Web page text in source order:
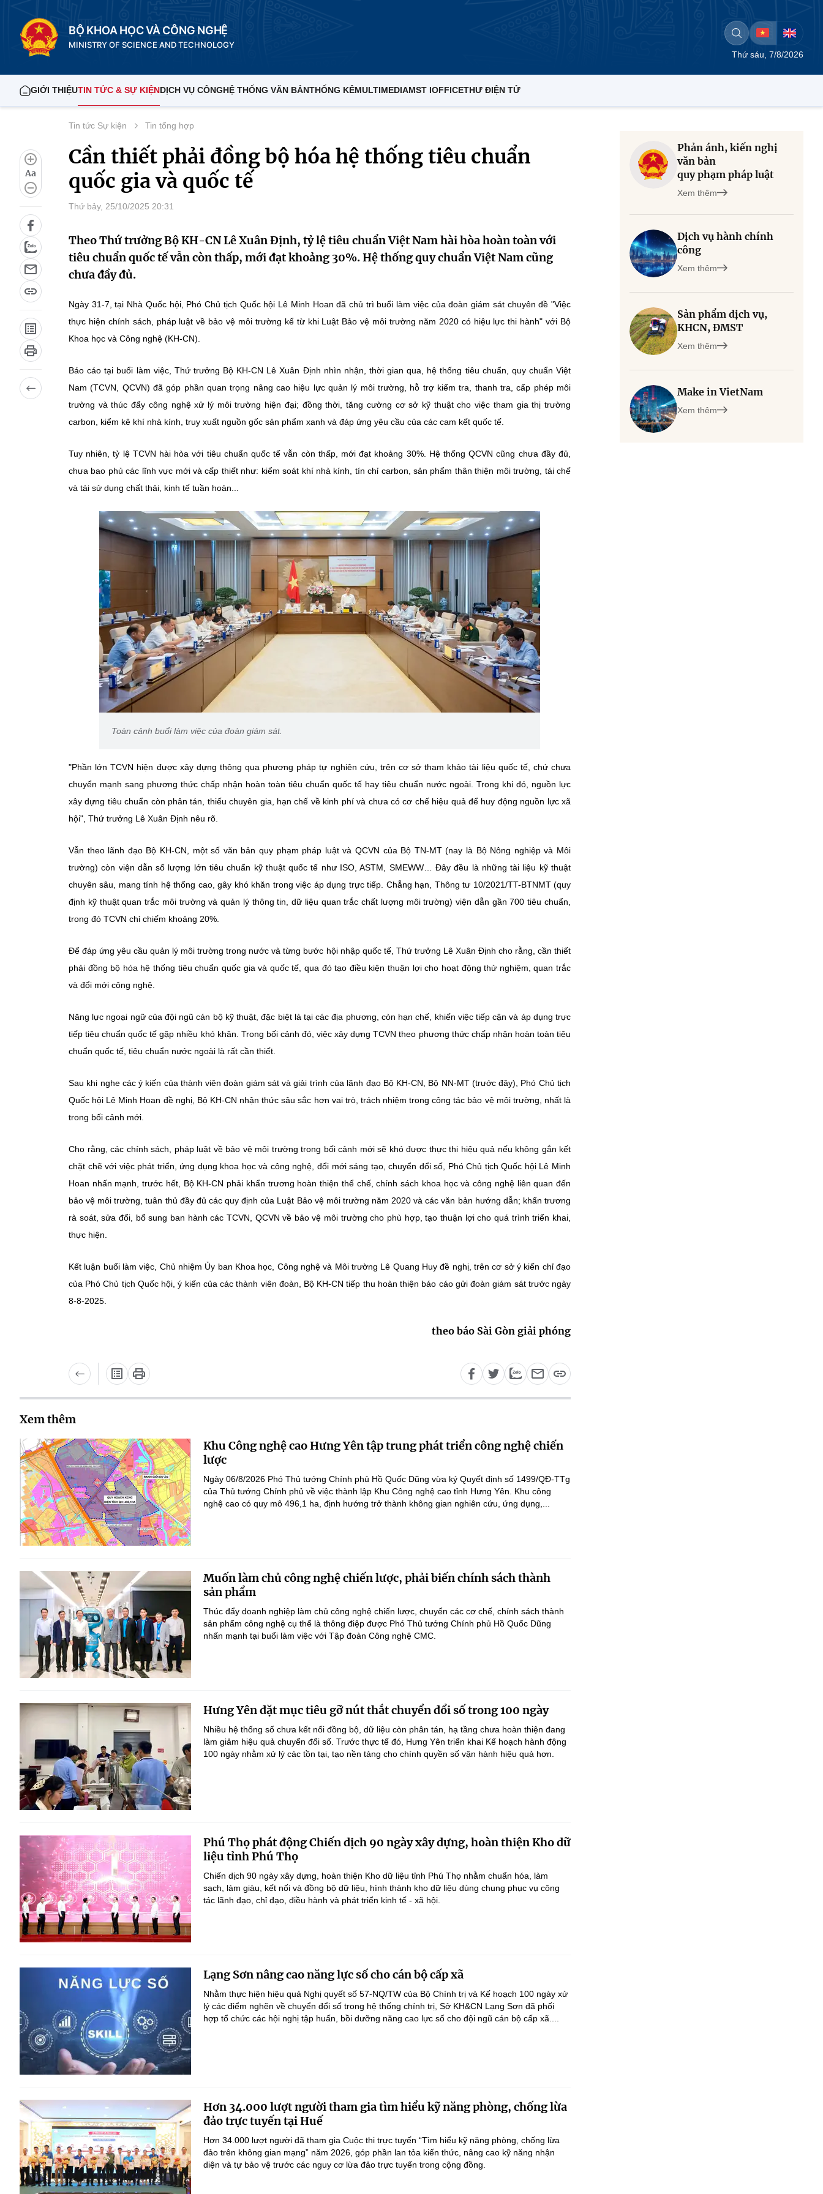
BỘ KHOA HỌC VÀ CÔNG NGHỆ
MINISTRY OF SCIENCE AND TECHNOLOGY
Thứ sáu, 7/8/2026
GIỚI THIỆUTIN TỨC & SỰ KIỆNDỊCH VỤ CÔNGHỆ THỐNG VĂN BẢNTHỐNG KÊMULTIMEDIAMST IOFFICETHƯ ĐIỆN TỬ
Aa
Tin tức Sự kiện Tin tổng hợp
Cần thiết phải đồng bộ hóa hệ thống tiêu chuẩn
quốc gia và quốc tế
Thứ bảy, 25/10/2025 20:31
Theo Thứ trưởng Bộ KH-CN Lê Xuân Định, tỷ lệ tiêu chuẩn Việt Nam hài hòa hoàn toàn với
tiêu chuẩn quốc tế vẫn còn thấp, mới đạt khoảng 30%. Hệ thống quy chuẩn Việt Nam cũng
chưa đầy đủ.
Ngày 31-7, tại Nhà Quốc hội, Phó Chủ tịch Quốc hội Lê Minh Hoan đã chủ trì buổi làm việc của đoàn giám sát chuyên đề "Việc
thực hiện chính sách, pháp luật về bảo vệ môi trường kể từ khi Luật Bảo vệ môi trường năm 2020 có hiệu lực thi hành" với Bộ
Khoa học và Công nghệ (KH-CN).
Báo cáo tại buổi làm việc, Thứ trưởng Bộ KH-CN Lê Xuân Định nhìn nhận, thời gian qua, hệ thống tiêu chuẩn, quy chuẩn Việt
Nam (TCVN, QCVN) đã góp phần quan trọng nâng cao hiệu lực quản lý môi trường, hỗ trợ kiểm tra, thanh tra, cấp phép môi
trường và thúc đẩy công nghệ xử lý môi trường hiện đại; đồng thời, tăng cường cơ sở kỹ thuật cho việc tham gia thị trường
carbon, kiểm kê khí nhà kính, truy xuất nguồn gốc sản phẩm xanh và đáp ứng yêu cầu của các cam kết quốc tế.
Tuy nhiên, tỷ lệ TCVN hài hòa với tiêu chuẩn quốc tế vẫn còn thấp, mới đạt khoảng 30%. Hệ thống QCVN cũng chưa đầy đủ,
chưa bao phủ các lĩnh vực mới và cấp thiết như: kiểm soát khí nhà kính, tín chỉ carbon, sản phẩm thân thiện môi trường, tái chế
và tái sử dụng chất thải, kinh tế tuần hoàn...
Toàn cảnh buổi làm việc của đoàn giám sát.
"Phần lớn TCVN hiện được xây dựng thông qua phương pháp tự nghiên cứu, trên cơ sở tham khảo tài liệu quốc tế, chứ chưa
chuyển mạnh sang phương thức chấp nhận hoàn toàn tiêu chuẩn quốc tế hay tiêu chuẩn nước ngoài. Trong khi đó, nguồn lực
xây dựng tiêu chuẩn còn phân tán, thiếu chuyên gia, hạn chế về kinh phí và chưa có cơ chế hiệu quả để huy động nguồn lực xã
hội", Thứ trưởng Lê Xuân Định nêu rõ.
Vẫn theo lãnh đạo Bộ KH-CN, một số văn bản quy phạm pháp luật và QCVN của Bộ TN-MT (nay là Bộ Nông nghiệp và Môi
trường) còn viện dẫn số lượng lớn tiêu chuẩn kỹ thuật quốc tế như ISO, ASTM, SMEWW… Đây đều là những tài liệu kỹ thuật
chuyên sâu, mang tính hệ thống cao, gây khó khăn trong việc áp dụng trực tiếp. Chẳng hạn, Thông tư 10/2021/TT-BTNMT (quy
định kỹ thuật quan trắc môi trường và quản lý thông tin, dữ liệu quan trắc chất lượng môi trường) viện dẫn gần 700 tiêu chuẩn,
trong đó TCVN chỉ chiếm khoảng 20%.
Để đáp ứng yêu cầu quản lý môi trường trong nước và từng bước hội nhập quốc tế, Thứ trưởng Lê Xuân Định cho rằng, cần thiết
phải đồng bộ hóa hệ thống tiêu chuẩn quốc gia và quốc tế, qua đó tạo điều kiện thuận lợi cho hoạt động thử nghiệm, quan trắc
và đổi mới công nghệ.
Năng lực ngoại ngữ của đội ngũ cán bộ kỹ thuật, đặc biệt là tại các địa phương, còn hạn chế, khiến việc tiếp cận và áp dụng trực
tiếp tiêu chuẩn quốc tế gặp nhiều khó khăn. Trong bối cảnh đó, việc xây dựng TCVN theo phương thức chấp nhận hoàn toàn tiêu
chuẩn quốc tế, tiêu chuẩn nước ngoài là rất cần thiết.
Sau khi nghe các ý kiến của thành viên đoàn giám sát và giải trình của lãnh đạo Bộ KH-CN, Bộ NN-MT (trước đây), Phó Chủ tịch
Quốc hội Lê Minh Hoan đề nghị, Bộ KH-CN nhận thức sâu sắc hơn vai trò, trách nhiệm trong công tác bảo vệ môi trường, nhất là
trong bối cảnh mới.
Cho rằng, các chính sách, pháp luật về bảo vệ môi trường trong bối cảnh mới sẽ khó được thực thi hiệu quả nếu không gắn kết
chặt chẽ với việc phát triển, ứng dụng khoa học và công nghệ, đổi mới sáng tạo, chuyển đổi số, Phó Chủ tịch Quốc hội Lê Minh
Hoan nhấn mạnh, trước hết, Bộ KH-CN phải khẩn trương hoàn thiện thể chế, chính sách khoa học và công nghệ liên quan đến
bảo vệ môi trường, tuân thủ đầy đủ các quy định của Luật Bảo vệ môi trường năm 2020 và các văn bản hướng dẫn; khẩn trương
rà soát, sửa đổi, bổ sung ban hành các TCVN, QCVN về bảo vệ môi trường cho phù hợp, tạo thuận lợi cho quá trình triển khai,
thực hiện.
Kết luận buổi làm việc, Chủ nhiệm Ủy ban Khoa học, Công nghệ và Môi trường Lê Quang Huy đề nghị, trên cơ sở ý kiến chỉ đạo
của Phó Chủ tịch Quốc hội, ý kiến của các thành viên đoàn, Bộ KH-CN tiếp thu hoàn thiện báo cáo gửi đoàn giám sát trước ngày
8-8-2025.
theo báo Sài Gòn giải phóng
Xem thêm
Khu Công nghệ cao Hưng Yên tập trung phát triển công nghệ chiến
lược
Ngày 06/8/2026 Phó Thủ tướng Chính phủ Hồ Quốc Dũng vừa ký Quyết định số 1499/QĐ-TTg
của Thủ tướng Chính phủ về việc thành lập Khu Công nghệ cao tỉnh Hưng Yên. Khu công
nghệ cao có quy mô 496,1 ha, định hướng trở thành không gian nghiên cứu, ứng dụng,...
Muốn làm chủ công nghệ chiến lược, phải biến chính sách thành
sản phẩm
Thúc đẩy doanh nghiệp làm chủ công nghệ chiến lược, chuyển các cơ chế, chính sách thành
sản phẩm công nghệ cụ thể là thông điệp được Phó Thủ tướng Chính phủ Hồ Quốc Dũng
nhấn mạnh tại buổi làm việc với Tập đoàn Công nghệ CMC.
Hưng Yên đặt mục tiêu gỡ nút thắt chuyển đổi số trong 100 ngày
Nhiều hệ thống số chưa kết nối đồng bộ, dữ liệu còn phân tán, hạ tầng chưa hoàn thiện đang
làm giảm hiệu quả chuyển đổi số. Trước thực tế đó, Hưng Yên triển khai Kế hoạch hành động
100 ngày nhằm xử lý các tồn tại, tạo nền tảng cho chính quyền số vận hành hiệu quả hơn.
Phú Thọ phát động Chiến dịch 90 ngày xây dựng, hoàn thiện Kho dữ
liệu tỉnh Phú Thọ
Chiến dịch 90 ngày xây dựng, hoàn thiện Kho dữ liệu tỉnh Phú Thọ nhằm chuẩn hóa, làm
sạch, làm giàu, kết nối và đồng bộ dữ liệu, hình thành kho dữ liệu dùng chung phục vụ công
tác lãnh đạo, chỉ đạo, điều hành và phát triển kinh tế - xã hội.
Lạng Sơn nâng cao năng lực số cho cán bộ cấp xã
Nhằm thực hiện hiệu quả Nghị quyết số 57-NQ/TW của Bộ Chính trị và Kế hoạch 100 ngày xử
lý các điểm nghẽn về chuyển đổi số trong hệ thống chính trị, Sở KH&CN Lạng Sơn đã phối
hợp tổ chức các hội nghị tập huấn, bồi dưỡng năng cao lực số cho đội ngũ cán bộ cấp xã....
Hơn 34.000 lượt người tham gia tìm hiểu kỹ năng phòng, chống lừa
đảo trực tuyến tại Huế
Hơn 34.000 lượt người đã tham gia Cuộc thi trực tuyến “Tìm hiểu kỹ năng phòng, chống lừa
đảo trên không gian mạng” năm 2026, góp phần lan tỏa kiến thức, nâng cao kỹ năng nhận
diện và tự bảo vệ trước các nguy cơ lừa đảo trực tuyến trong cộng đồng.
Phản ánh, kiến nghị
văn bản
quy phạm pháp luật
Xem thêm
Dịch vụ hành chính
công
Xem thêm
Sản phẩm dịch vụ,
KHCN, ĐMST
Xem thêm
Make in VietNam
Xem thêm